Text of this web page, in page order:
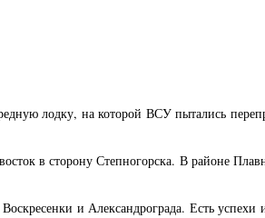
лодку, на которой ВСУ пытались
в сторону Степногорска. В районе
и Александрограда. Есть